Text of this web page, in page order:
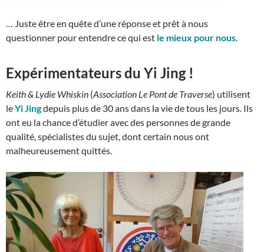
… Juste être en quête d’une réponse et prêt à nous
questionner pour entendre ce qui est le mieux pour nous
Expérimentateurs du Yi Jing !
Keith & Lydie Whiskin (Association Le Pont de Traverse) utilisent
leYi Jingdepuis plus de 30 ans dans la vie de tous les jours. Ils
ont eu la chance d’étudier avec des personnes de grande
qualité, spécialistes du sujet, dont certain nous ont
malheureusement quittés.